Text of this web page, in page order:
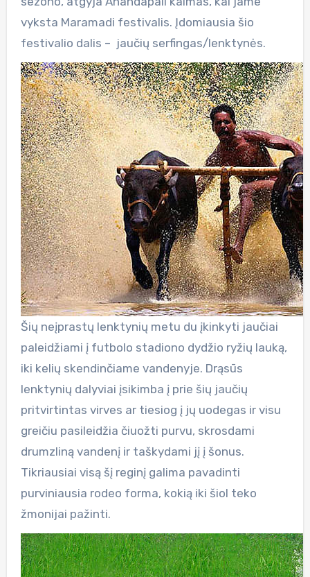
vyksta Maramadi festivalis. Įdomiausia šio
festivalio dalis – jaučių serfingas/lenktynės.
Šių neįprastų lenktynių metu du įkinkyti jaučiai
paleidžiami į futbolo stadiono dydžio ryžių lauką,
iki kelių skendinčiame vandenyje. Drąsūs
lenktynių dalyviai įsikimba į prie šių jaučių
pritvirtintas virves ar tiesiog į jų uodegas ir visu
greičiu pasileidžia čiuožti purvu, skrosdami
drumzliną vandenį ir taškydami jį į šonus.
Tikriausiai visą šį reginį galima pavadinti
purviniausia rodeo forma, kokią iki šiol teko
žmonijai pažinti.